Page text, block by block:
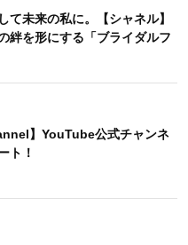
て未来の私に。【シャネル】
絆を形にする「ブライダルフ
】YouTube公式チャンネ
ト！